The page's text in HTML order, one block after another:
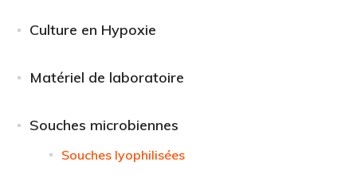
Culture en Hypoxie
Matériel de laboratoire
Souches microbiennes
Souches lyophilisées